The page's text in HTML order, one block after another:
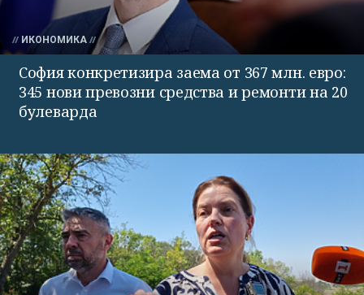
ИКОНОМИКА
София конкретизира заема от 367 млн. евро:
345 нови превозни средства и ремонти на 20
булеварда